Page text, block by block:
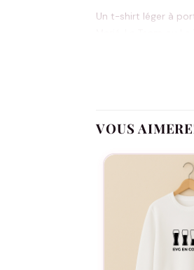
Un t-shirt léger à
Oui, dans notre
Fabriqué à la
VOUS